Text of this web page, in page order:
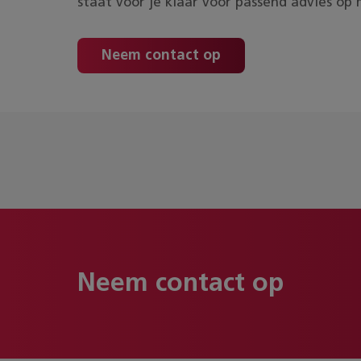
staat voor je klaar voor passend advies op
Neem contact op
Neem contact op